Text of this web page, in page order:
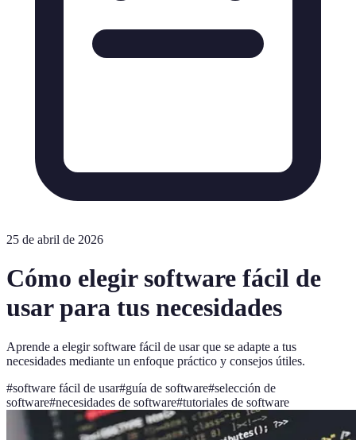
25 de abril de 2026
Cómo elegir software fácil de
usar para tus necesidades
Aprende a elegir software fácil de usar que se adapte a tus
necesidades mediante un enfoque práctico y consejos útiles.
#software fácil de usar#guía de software#selección de
software#necesidades de software#tutoriales de software